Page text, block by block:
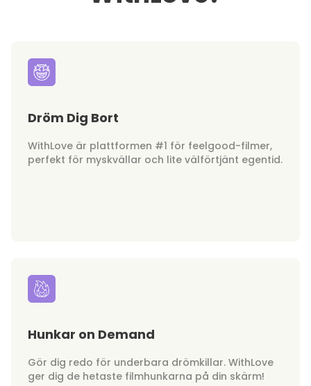
Dröm Dig Bort
WithLove är plattformen #1 för feelgood-filmer,
perfekt för myskvällar och lite välförtjänt egentid.
Hunkar on Demand
Gör dig redo för underbara drömkillar. WithLove
ger dig de hetaste filmhunkarna på din skärm!